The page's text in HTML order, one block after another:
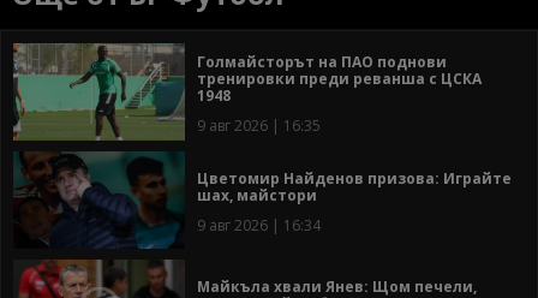
Голмайсторът на ПАО поднови
тренировки преди реванша с ЦСКА
1948
9 авг 2026 | 16:35
Цветомир Найденов призова: Играйте
шах, майстори
9 авг 2026 | 16:34
Майкъла хвали Янев: Щом печели,